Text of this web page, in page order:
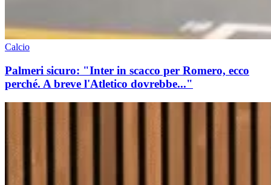
Calcio
Palmeri sicuro: "Inter in scacco per Romero, ecco
perché. A breve l'Atletico dovrebbe..."